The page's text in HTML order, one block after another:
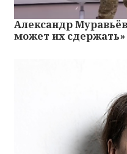
Александр
может их сдержать»